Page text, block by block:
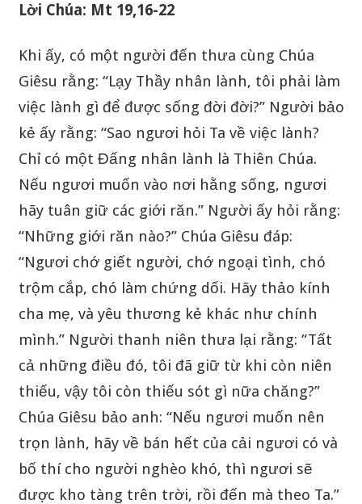
Lời Chúa: Mt 19,16-22
Khi ấy, có một người đến thưa cùng Chúa
Giêsu rằng: “Lạy Thầy nhân lành, tôi phải làm
việc lành gì để được sống đời đời?” Người bảo
kẻ ấy rằng: “Sao ngươi hỏi Ta về việc lành?
Chỉ có một Đấng nhân lành là Thiên Chúa.
Nếu ngươi muốn vào nơi hằng sống, ngươi
hãy tuân giữ các giới răn.” Người ấy hỏi rằng:
“Những giới răn nào?” Chúa Giêsu đáp:
“Ngươi chớ giết người, chớ ngoại tình, chó
trộm cắp, chó làm chứng dối. Hãy thảo kính
cha mẹ, và yêu thương kẻ khác như chính
mình.” Người thanh niên thưa lại rằng: “Tất
cả những điều đó, tôi đã giữ từ khi còn niên
thiếu, vậy tôi còn thiếu sót gì nữa chăng?”
Chúa Giêsu bảo anh: “Nếu ngươi muốn nên
trọn lành, hãy về bán hết của cải ngươi có và
bố thí cho người nghèo khó, thì ngươi sẽ
được kho tàng trên trời, rồi đến mà theo Ta.”